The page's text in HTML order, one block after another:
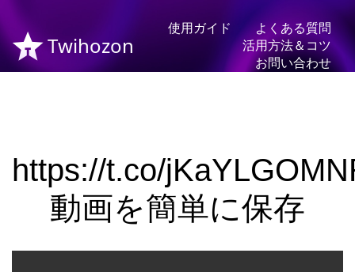
Twihozon
使用ガイド
よくある質問
活用方法＆コツ
お問い合わせ
https://t.co/
動画を簡単に保存